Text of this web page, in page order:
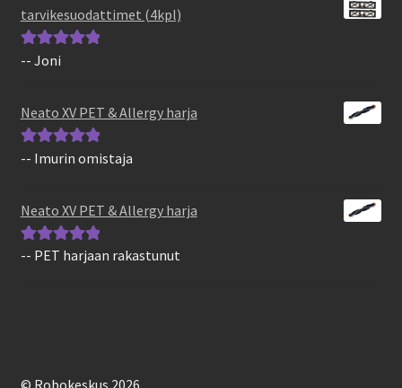
tarvikesuodattimet (4kpl)
Arvostelu
-- Joni
Neato XV PET & Allergy harja
Arvostelu
-- Imurin omistaja
Neato XV PET & Allergy harja
Arvostelu
-- PET harjaan rakastunut
© Robokeskus 2026